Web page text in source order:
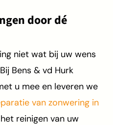
door dé
niet wat bij uw wens
Bens & vd Hurk
u mee en leveren we
van zonwering in
reinigen van uw